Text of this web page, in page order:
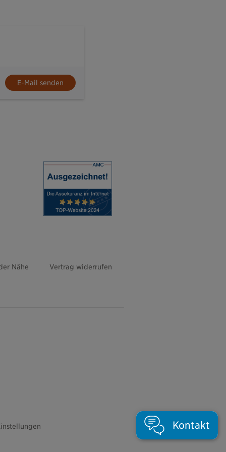
E-Mail senden
Nähe Vertrag widerrufen
Kontakt